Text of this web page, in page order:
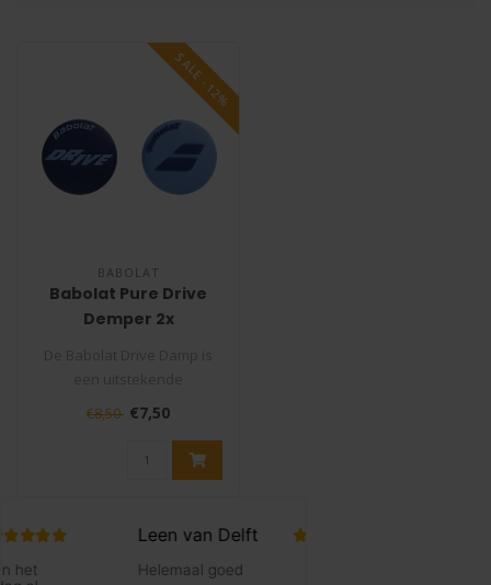
SALE -12%
BABOLAT
Babolat Pure Drive
Demper 2x
trillingsdemper die speciaal
is ontworp..
€8,50 €7,50